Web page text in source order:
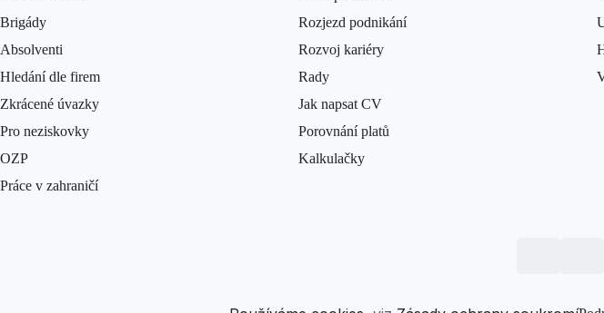
Brigády
Absolventi
Hledání dle firem
Zkrácené úvazky
Pro neziskovky
OZP
Práce v zahraničí
Rozjezd podnikání
Rozvoj kariéry
Rady
Jak napsat CV
Porovnání platů
Kalkulačky